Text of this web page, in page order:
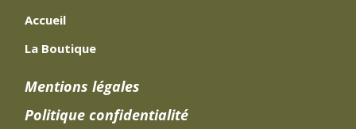
Accueil
La Boutique
Mentions légales
Politique confidentialité